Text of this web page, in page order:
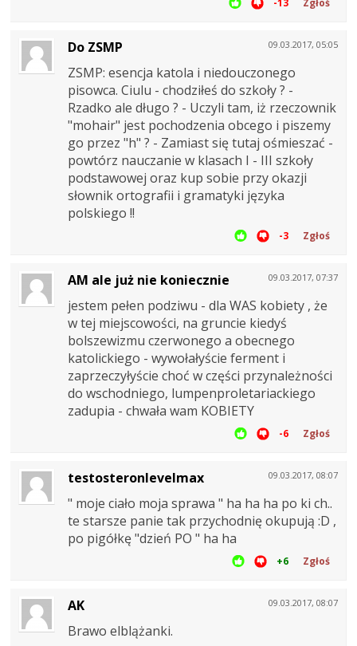
-13 Zgłoś
09.03.2017, 05:05
Do ZSMP
ZSMP: esencja katola i niedouczonego
pisowca. Ciulu - chodziłeś do szkoły ? -
Rzadko ale długo ? - Uczyli tam, iż rzeczownik
"mohair" jest pochodzenia obcego i piszemy
go przez "h" ? - Zamiast się tutaj ośmieszać -
powtórz nauczanie w klasach I - III szkoły
podstawowej oraz kup sobie przy okazji
słownik ortografii i gramatyki języka
polskiego !!
-3 Zgłoś
09.03.2017, 07:37
AM ale już nie koniecznie
jestem pełen podziwu - dla WAS kobiety , że
w tej miejscowości, na gruncie kiedyś
bolszewizmu czerwonego a obecnego
katolickiego - wywołałyście ferment i
zaprzeczyłyście choć w części przynależności
do wschodniego, lumpenproletariackiego
zadupia - chwała wam KOBIETY
-6 Zgłoś
09.03.2017, 08:07
testosteronlevelmax
" moje ciało moja sprawa " ha ha ha po ki ch..
te starsze panie tak przychodnię okupują :D ,
po pigółkę "dzień PO " ha ha
+6 Zgłoś
09.03.2017, 08:07
AK
Brawo elblążanki.